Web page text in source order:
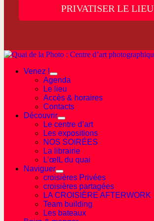
PRIVATISER LE LIEU
Venez !
Agenda
Le lieu
Accès & horaires
Contacts
Découvrir
Le centre d’art
Les expositions
NOS SOIRÉES
La librairie
L’œIL du quai
Naviguer
croisières Privées
croisières partagées
LA CROISIÈRE AFTERWORK
Team building
Les bateaux